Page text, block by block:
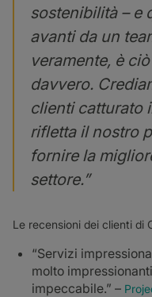
sostenibilità – e
avanti da un
veramente, è
davvero.
clienti catturato
rifletta il nostro
fornire la
settore.”
Le recensioni dei clienti di
“Servizi
molto
impeccabile.” –